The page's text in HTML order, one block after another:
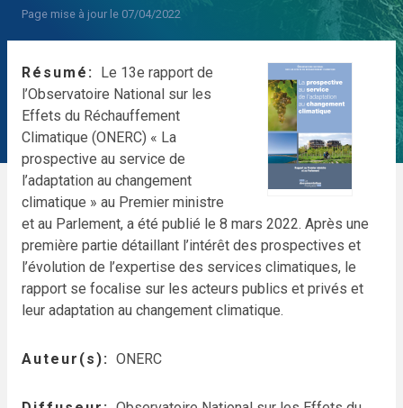
Page mise à jour le 07/04/2022
Résumé
Le 13e rapport de
l’Observatoire National sur les
Effets du Réchauffement
Climatique (ONERC) « La
prospective au service de
l’adaptation au changement
climatique » au Premier ministre
et au Parlement, a été publié le 8 mars 2022. Après une
première partie détaillant l’intérêt des prospectives et
l’évolution de l’expertise des services climatiques, le
rapport se focalise sur les acteurs publics et privés et
leur adaptation au changement climatique.
Auteur(s) ONERC